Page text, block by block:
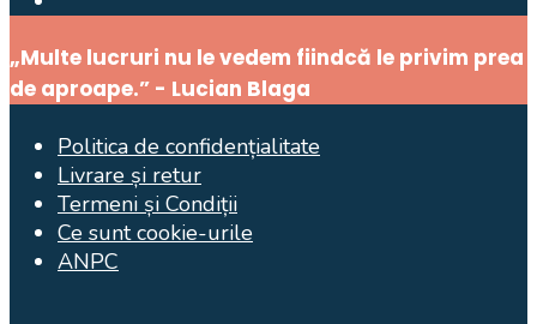
Window
„Multe lucruri nu le vedem fiindcă le privim prea
de aproape.” - Lucian Blaga
Politica de confidențialitate
Livrare și retur
Termeni și Condiții
Ce sunt cookie-urile
ANPC